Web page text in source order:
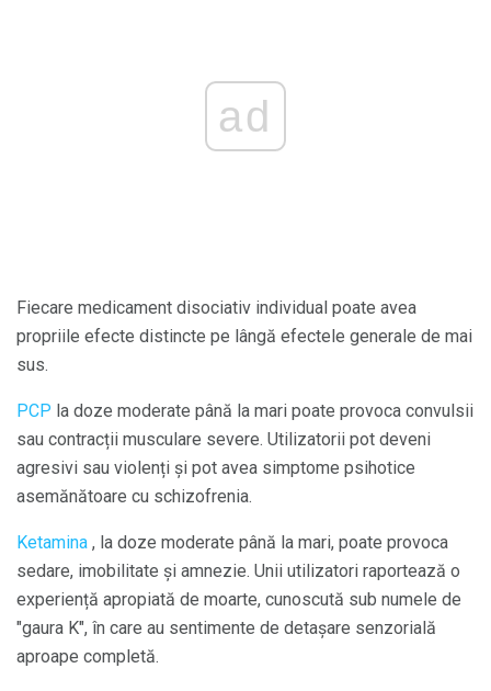
ad
Fiecare medicament disociativ individual poate avea
propriile efecte distincte pe lângă efectele generale de mai
sus.
PCP la doze moderate până la mari poate provoca convulsii
sau contracții musculare severe. Utilizatorii pot deveni
agresivi sau violenți și pot avea simptome psihotice
asemănătoare cu schizofrenia.
Ketamina , la doze moderate până la mari, poate provoca
sedare, imobilitate și amnezie. Unii utilizatori raportează o
experiență apropiată de moarte, cunoscută sub numele de
"gaura K", în care au sentimente de detașare senzorială
aproape completă.